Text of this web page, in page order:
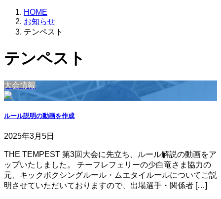
HOME
お知らせ
テンペスト
テンペスト
大会情報
ルール説明の動画を作成
2025年3月5日
THE TEMPEST 第3回大会に先立ち、ルール解説の動画をア
ップいたしました。 チーフレフェリーの少白竜さま協力の
元、キックボクシングルール・ムエタイルールについてご説
明させていただいておりますので、出場選手・関係者 […]